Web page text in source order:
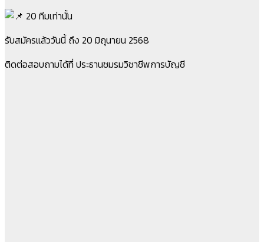
20 ทีมเท่านั้น
รับสมัครแล้ววันนี้ ถึง 20 มิถุนายน 2568
ติดต่อสอบถามได้ที่ ประธานชมรมวิชาชีพการบัญชี